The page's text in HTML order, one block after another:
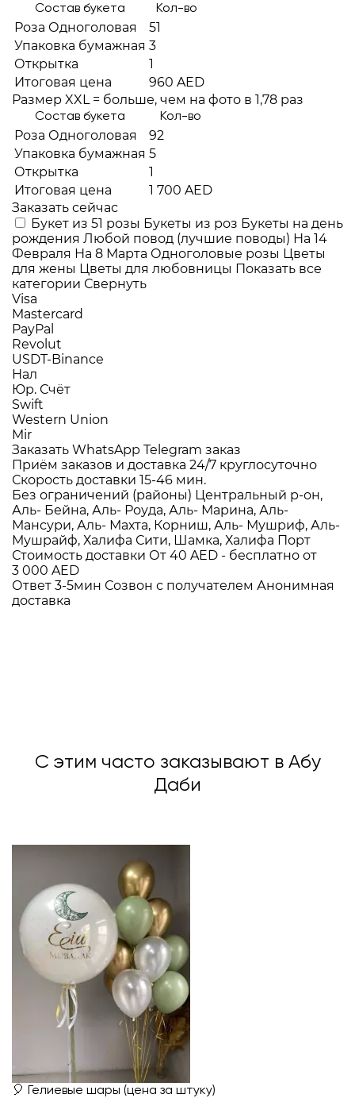
Состав букета Кол-во
Роза Одноголовая
51
Упаковка бумажная 3
Открытка
1
Итоговая цена
960 AED
Размер XXL = больше, чем на фото в 1,78 раз
Состав букета Кол-во
Роза Одноголовая
92
Упаковка бумажная 5
Открытка
1
Итоговая цена
1 700 AED
Заказать сейчас
Букет из 51 розы Букеты из роз Букеты на день
рождения Любой повод (лучшие поводы) На 14
Февраля На 8 Марта Одноголовые розы Цветы
для жены Цветы для любовницы Показать все
категории Свернуть
Visa
Mastercard
PayPal
Revolut
USDT-Binance
Нал
Юр. Счёт
Swift
Western Union
Mir
Заказать WhatsApp Telegram заказ
Приём заказов и доставка 24/7 круглосуточно
Скорость доставки 15-46 мин.
Без ограничений (районы) Центральный р-он,
Аль- Бейна, Аль- Роуда, Аль- Марина, Аль-
Мансури, Аль- Махта, Корниш, Аль- Мушриф, Аль-
Мушрайф, Халифа Сити, Шамка, Халифа Порт
Стоимость доставки От 40 AED - бесплатно от
3 000 AED
Ответ 3-5мин Созвон с получателем Анонимная
доставка
С этим часто заказывают в Абу
Даби
🎈 Гелиевые шары (цена за штуку)